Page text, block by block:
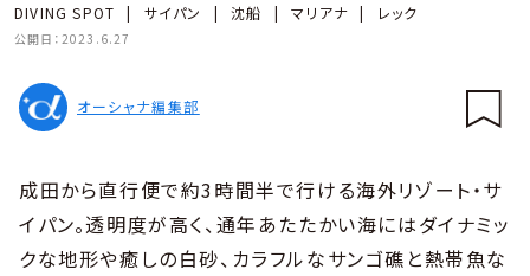
DIVING SPOT | サイパン | 沈船 | マリアナ | レック
公開日： 2023.6.27
オーシャナ編集部
成田から直行便で約3時間半で行ける海外リゾート・サ
イパン。透明度が高く、通年あたたかい海にはダイナミッ
クな地形や癒しの白砂、カラフルなサンゴ礁と熱帯魚な